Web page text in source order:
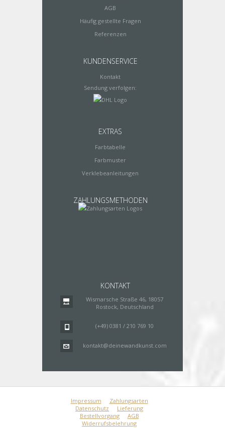
AGB
Häufig gestellte Fragen
Referenzen
KUNDENSERVICE
Kontakt
Sendung verfolgen:
EXTRAS
Farbtabelle
Farbmuster
Verklebeanleitungen
ZAHLUNGSMETHODEN
KONTAKT
Wismarsche Straße 46, 18057
Rostock, Deutschland
(+49) 0381 / 210 769 10
kontakt@deinewandkunst.com
Impressum
Zahlungsarten
Datenschutz
Lieferung
Bestellvorgang
AGB
Widerrufsbelehrung